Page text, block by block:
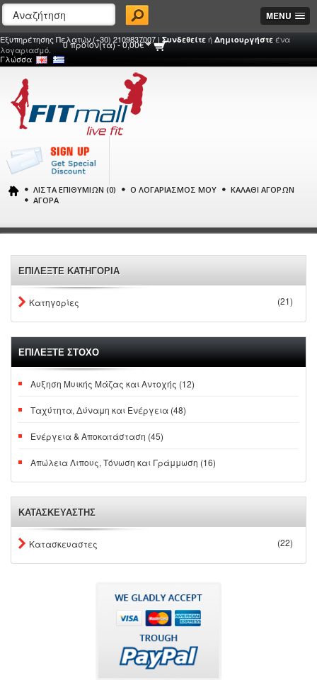
MENU
Γλώσσα
0 προϊόν(τα) - 0,00€
Εξυπηρέτησης Πελατών (+30) 2109837007 | Συνδεθείτε ή Δημιουργήστε ένα
λογαριασμό.
ΛΊΣΤΑ ΕΠΙΘΥΜΙΏΝ (0) Ο ΛΟΓΑΡΙΑΣΜΌΣ ΜΟΥ
ΚΑΛΆΘΙ ΑΓΟΡΏΝ
ΑΓΟΡΆ
ΕΠΙΛΕΞΤΕ ΚΑΤΗΓΟΡΙΑ
Κατηγορίες (21)
ΕΠΙΛΕΞΤΕ ΣΤΟΧΟ
Αυξηση Μυικής Μάζας και Αντοχής (12)
Ταχύτητα, Δύναμη και Ενέργεια (48)
Ενέργεια & Αποκατάσταση (45)
Απώλεια Λιπους, Τόνωση και Γράμμωση (16)
ΚΑΤΑΣΚΕΥΑΣΤΗΣ
Κατασκευαστες (22)